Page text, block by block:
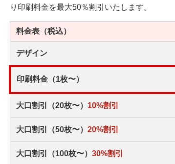
り印刷料金を最大50％割引いたします。
料金表 （税込）
デザイン
印刷料金（1枚〜）
大口割引（20枚〜） 10%割引
大口割引（50枚〜） 20%割引
大口割引（100枚〜） 30%割引